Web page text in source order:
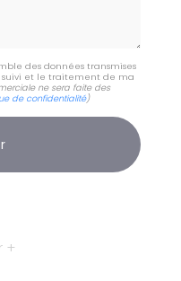
des données transmises
et le traitement de ma
ne sera faite des
de confidentialité)
+